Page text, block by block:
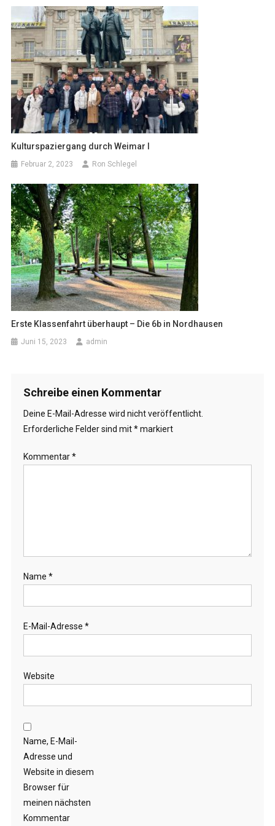
Kulturspaziergang durch Weimar I
Februar 2, 2023 Ron Schlegel
Erste Klassenfahrt überhaupt – Die 6b in Nordhausen
Juni 15, 2023 admin
Schreibe einen Kommentar
Deine E-Mail-Adresse wird nicht veröffentlicht.
Erforderliche Felder sind mit*markiert
Kommentar*
Name *
E-Mail-Adresse *
Website
Name, E-Mail-
Adresse und
Website in diesem
Browser für
meinen nächsten
Kommentar